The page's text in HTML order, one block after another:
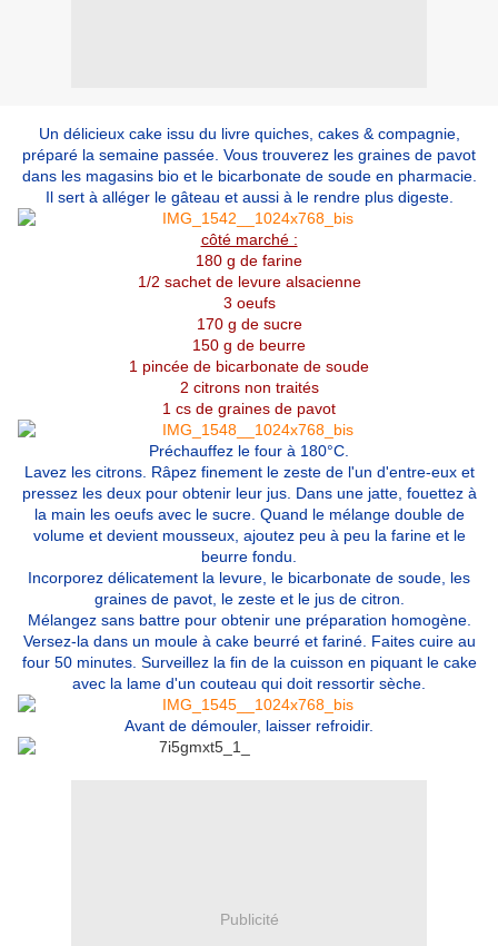
Un délicieux cake issu du livre quiches, cakes & compagnie,
préparé la semaine passée. Vous trouverez les graines de pavot
dans les magasins bio et le bicarbonate de soude en pharmacie.
Il sert à alléger le gâteau et aussi à le rendre plus digeste.
côté marché :
180 g de farine
1/2 sachet de levure alsacienne
3 oeufs
170 g de sucre
150 g de beurre
1 pincée de bicarbonate de soude
2 citrons non traités
1 cs de graines de pavot
Préchauffez le four à 180°C.
Lavez les citrons. Râpez finement le zeste de l'un d'entre-eux et
pressez les deux pour obtenir leur jus. Dans une jatte, fouettez à
la main les oeufs avec le sucre. Quand le mélange double de
volume et devient mousseux, ajoutez peu à peu la farine et le
beurre fondu.
Incorporez délicatement la levure, le bicarbonate de soude, les
graines de pavot, le zeste et le jus de citron.
Mélangez sans battre pour obtenir une préparation homogène.
Versez-la dans un moule à cake beurré et fariné. Faites cuire au
four 50 minutes. Surveillez la fin de la cuisson en piquant le cake
avec la lame d'un couteau qui doit ressortir sèche.
Avant de démouler, laisser refroidir.
Publicité